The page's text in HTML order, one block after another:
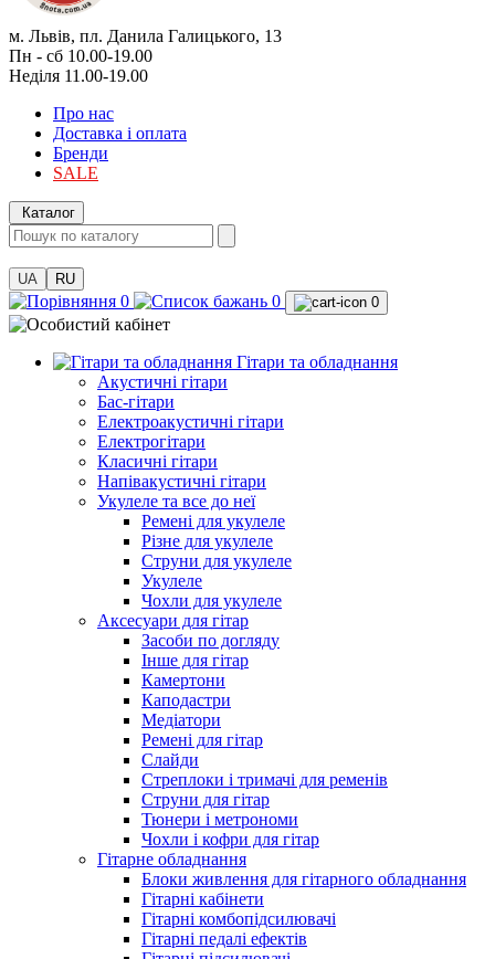
м. Львів, пл. Данила Галицького, 13
Пн - сб 10.00-19.00
Неділя 11.00-19.00
Про нас
Доставка і оплата
Бренди
SALE
Каталог
UA RU
0 0 0
Гітари та обладнання
Акустичні гітари
Бас-гітари
Електроакустичні гітари
Електрогітари
Класичні гітари
Напівакустичні гітари
Укулеле та все до неї
Ремені для укулеле
Різне для укулеле
Струни для укулеле
Укулеле
Чохли для укулеле
Аксесуари для гітар
Засоби по догляду
Інше для гітар
Камертони
Каподастри
Медіатори
Ремені для гітар
Слайди
Стреплоки і тримачі для ременів
Струни для гітар
Тюнери і метрономи
Чохли і кофри для гітар
Гітарне обладнання
Блоки живлення для гітарного обладнання
Гітарні кабінети
Гітарні комбопідсилювачі
Гітарні педалі ефектів